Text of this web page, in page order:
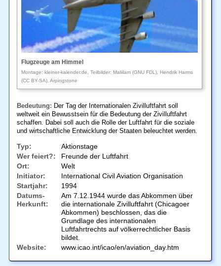
Flugzeuge am Himmel
Montage: kleiner-kalender.de, Teilbilder: Maliilam (GNU FDL), Hendrik Harms
(CC BY-SA), Arpingstone
Bedeutung: Der Tag der Internationalen Zivilluftfahrt soll
weltweit ein Bewusstsein für die Bedeutung der Zivilluftfahrt
schaffen. Dabei soll auch die Rolle der Luftfahrt für die soziale
und wirtschaftliche Entwicklung der Staaten beleuchtet werden.
Typ:
Aktionstage
Wer feiert?:
Freunde der Luftfahrt
Ort:
Welt
Initiator:
International Civil Aviation Organisation
Startjahr:
1994
Datums-
Herkunft:
Am 7.12.1944 wurde das Abkommen über
die internationale Zivilluftfahrt (Chicagoer
Abkommen) beschlossen, das die
Grundlage des internationalen
Luftfahrtrechts auf völkerrechtlicher Basis
bildet.
Website:
www.icao.int/icao/en/aviation_day.htm